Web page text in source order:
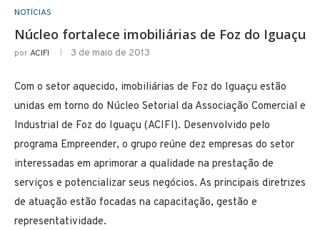
NOTÍCIAS
Núcleo fortalece imobiliárias de Foz do Iguaçu
porACIFI 3 de maio de 2013
Com o setor aquecido, imobiliárias de Foz do Iguaçu estão
unidas em torno do Núcleo Setorial da Associação Comercial e
Industrial de Foz do Iguaçu (ACIFI). Desenvolvido pelo
programa Empreender, o grupo reúne dez empresas do setor
interessadas em aprimorar a qualidade na prestação de
serviços e potencializar seus negócios. As principais diretrizes
de atuação estão focadas na capacitação, gestão e
representatividade.